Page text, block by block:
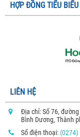
HỢP ĐỒNG TIỂU BIỂU
LIÊN HỆ
Địa chỉ: Số 76,
Bình Dương, Thành
Số điện thoại: (0274)